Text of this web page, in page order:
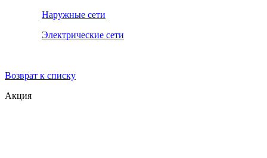
Наружные сети
Электрические сети
Возврат к списку
Акция